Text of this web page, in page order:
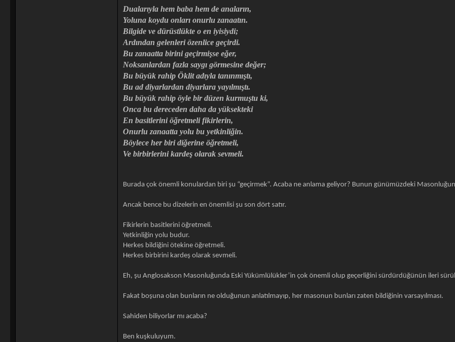
Dualarıyla hem baba hem de anaların,
Yoluna koydu onları onurlu zanaatın.
Bilgide ve dürüstlükte o en iyisiydi;
Ardından gelenleri özenlice geçirdi.
Bu zanaatta birini geçirmişse eğer,
Noksanlardan fazla saygı görmesine değer;
Bu büyük rahip Öklit adıyla tanınmıştı,
Bu ad diyarlardan diyarlara yayılmıştı.
Bu büyük rahip öyle bir düzen kurmuştu ki,
Onca bu dereceden daha da yüksekteki
En basitlerini öğretmeli fikirlerin,
Onurlu zanaatta yolu bu yetkinliğin.
Böylece her biri diğerine öğretmeli,
Ve birbirlerini kardeş olarak sevmeli.
Burada çok önemli konulardan biri şu “geçirmek”. Acaba ne anlama geliyor? Bunun günümüzdeki
Ancak bence bu dizelerin en önemlisi şu son dört satır.
Fikirlerin basitlerini öğretmeli.
Yetkinliğin yolu budur.
Herkes bildiğini ötekine öğretmeli.
Herkes birbirini kardeş olarak sevmeli.
Eh, şu Anglosakson Masonluğunda Eski Yükümlülükler’in çok önemli olup geçerliğini sürdürdüğünün ileri
Fakat boşuna olan bunların ne olduğunun anlatılmayıp, her masonun bunları zaten bildiğinin varsayılması.
Sahiden biliyorlar mı acaba?
Ben kuşkuluyum.